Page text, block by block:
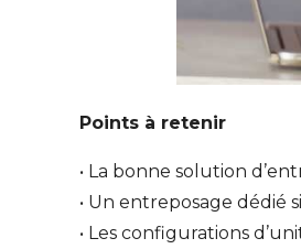
Points à retenir
• La bonne solution
• Un entreposage dédié
• Les configurations